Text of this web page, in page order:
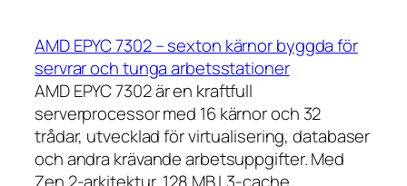
AMD EPYC 7302 – sexton kärnor byggda för
servrar och tunga arbetsstationer
AMD EPYC 7302 är en kraftfull
serverprocessor med 16 kärnor och 32
trådar, utvecklad för virtualisering, databaser
och andra krävande arbetsuppgifter. Med